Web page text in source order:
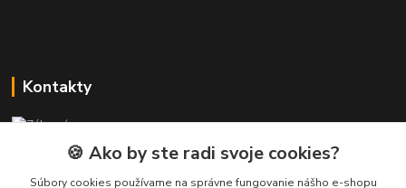
Kontakty
+421 911 010 560
Po-Pia, 13-17 hod.
🍪 Ako by ste radi svoje cookies?
Súbory cookies používame na správne fungovanie nášho e-shopu